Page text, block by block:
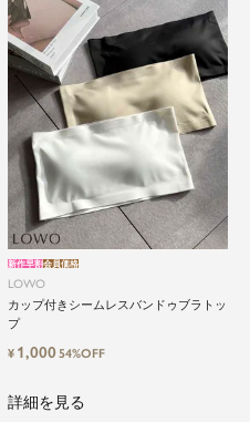
LOWO
カップ付きシームレスバンドゥブラトッ
プ
新作早割会員価格
¥ 1,00054%OFF
詳細を見る